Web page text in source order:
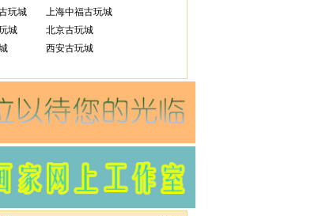
玩城
城
上海中福古玩城
北京古玩城
西安古玩城